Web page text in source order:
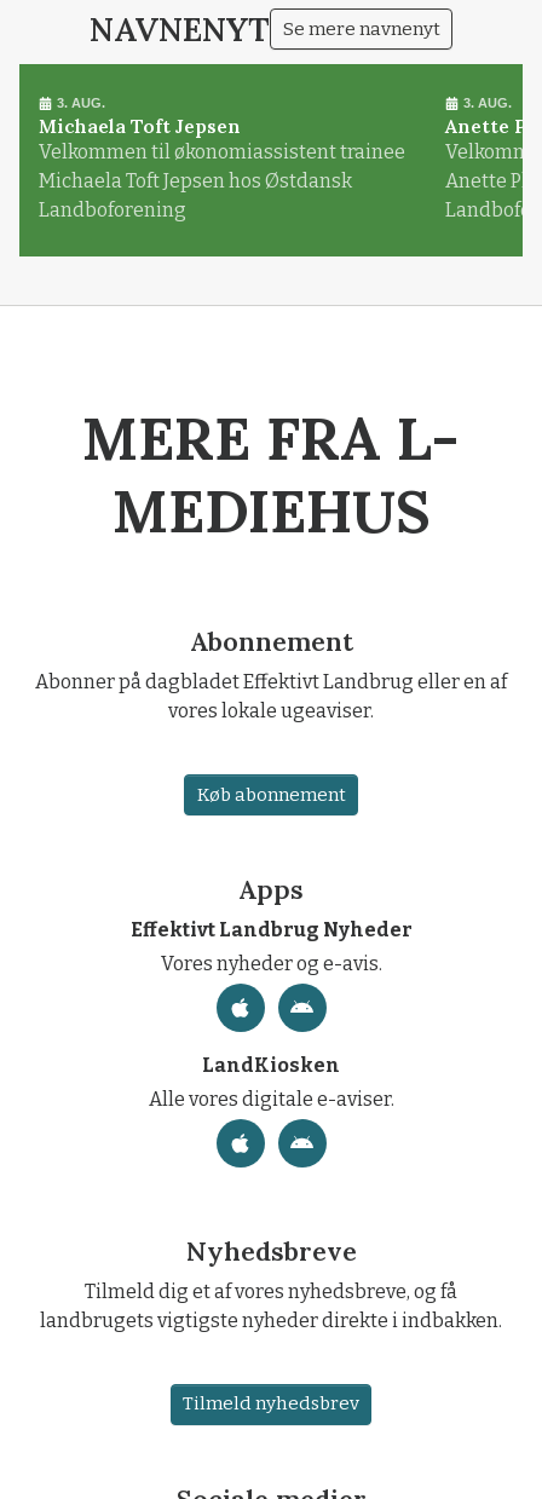
NAVNENYT Se mere navnenyt
3. AUG.
Michaela Toft Jepsen
Velkommen til økonomiassistent trainee
Michaela Toft Jepsen hos Østdansk
Landboforening
3. AUG.
Anette
Anette
MERE FRA L-
MEDIEHUS
Abonnement
Abonner på dagbladet Effektivt Landbrug eller en af
vores lokale ugeaviser.
Køb abonnement
Apps
Effektivt Landbrug Nyheder
Vores nyheder og e-avis.
LandKiosken
Alle vores digitale e-aviser.
Nyhedsbreve
Tilmeld dig et af vores nyhedsbreve, og få
landbrugets vigtigste nyheder direkte i indbakken.
Tilmeld nyhedsbrev